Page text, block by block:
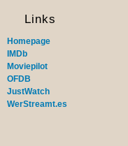
Links
Homepage
IMDb
Moviepilot
OFDB
JustWatch
WerStreamt.es